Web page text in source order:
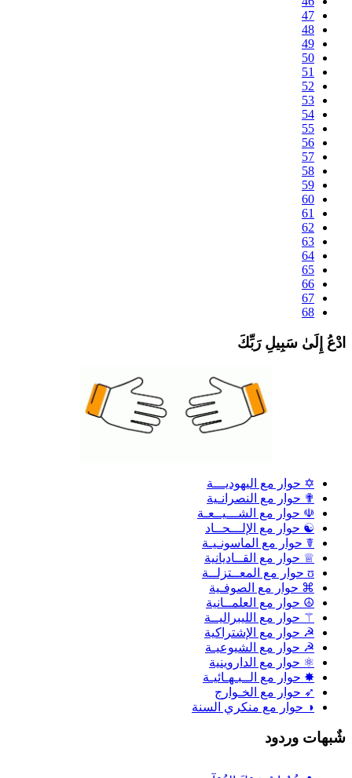
47
48
49
50
51
52
53
54
55
56
57
58
59
60
61
62
63
64
65
66
67
68
إِلَىٰ سَبِيلِ رَبِّكَ
✡ حوار مع اليهوديـــة
✟ حوار مع النصرانـية
☫ حوار مع الشـــيــعـة
☯ حوار مع الإلـــحــاد
☤ حوار مع الماسونـيـة
♕ حوار مع القــاديانية
ʊ حوار مع المعــتزلــة
⌘ حوار مع الصوفـية
☮ حوار مع العلمــانية
⚚ حوار مع الليبراليــة
☭ حوار مع الإشتراكية
☭ حوار مع الشيوعيـة
⚛ حوار مع الداروينية
✸ حوار مع الــبـهـائيـة
➶ حوار مع الخـوارج
◑ حوار مع منكري السنة
وردود